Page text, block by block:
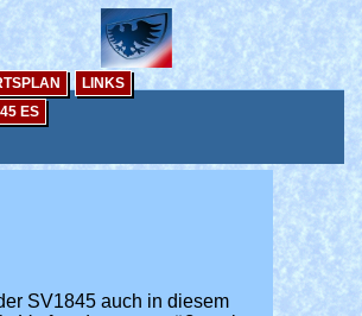
LINKS
ES
SV1845 auch in diesem